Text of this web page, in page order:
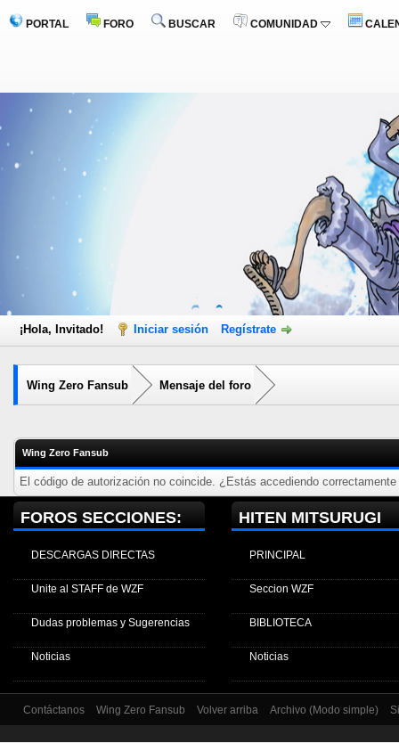
PORTAL FORO BUSCAR COMUNIDAD
¡Hola, Invitado! Iniciar sesión Regístrate
Wing Zero Fansub Mensaje del foro
Wing Zero Fansub
El código de autorización no coincide. ¿Estás accediendo
FOROS SECCIONES:
DESCARGAS DIRECTAS
Unite al STAFF de WZF
Dudas problemas y Sugerencias
Noticias
HITEN MITSURUGI
PRINCIPAL
Seccion WZF
BIBLIOTECA
Noticias
Contáctanos Wing Zero Fansub Volver arriba Archivo (Modo simple)